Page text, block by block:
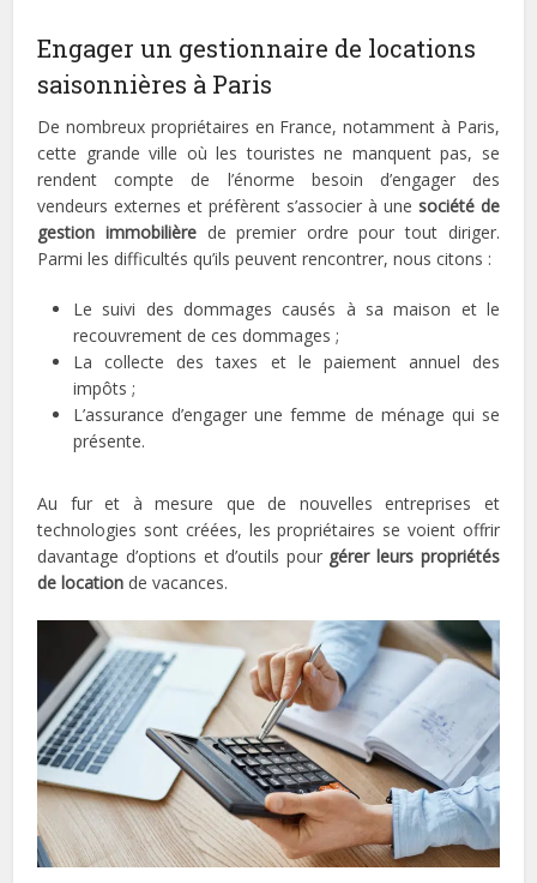
Engager un gestionnaire de locations
saisonnières à Paris
De nombreux propriétaires en France, notamment à Paris,
cette grande ville où les touristes ne manquent pas, se
rendent compte de l’énorme besoin d’engager des
vendeurs externes et préfèrent s’associer à une société de
gestion immobilièrede premier ordre pour tout diriger.
Parmi les difficultés qu’ils peuvent rencontrer, nous citons :
Le suivi des dommages causés à sa maison et le
recouvrement de ces dommages ;
La collecte des taxes et le paiement annuel des
impôts ;
L’assurance d’engager une femme de ménage qui se
présente.
Au fur et à mesure que de nouvelles entreprises et
technologies sont créées, les propriétaires se voient offrir
davantage d’options et d’outils pour gérer leurs propriétés
de location de vacances.